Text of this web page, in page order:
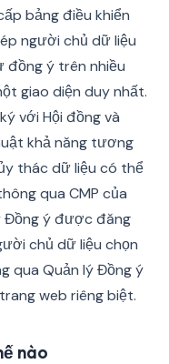
bảng điều khiển
người chủ dữ liệu
đồng ý trên nhiều
giao diện duy nhất.
với Hội đồng và
khả năng tương
thác dữ liệu có thể
qua CMP của
Đồng ý được đăng
chủ dữ liệu chọn
qua Quản lý Đồng ý
web riêng biệt.
nào